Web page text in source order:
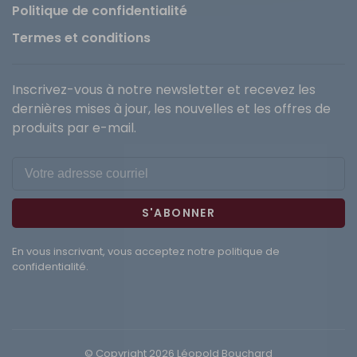
Politique de confidentialité
Termes et conditions
Inscrivez-vous à notre newsletter et recevez les
dernières mises à jour, les nouvelles et les offres de
produits par e-mail.
S'ABONNER
En vous inscrivant, vous acceptez notre politique de
confidentialité.
© Copyright 2026 Léopold Bouchard